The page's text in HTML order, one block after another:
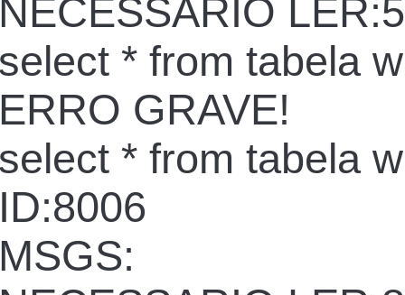
* from tabela
GRAVE!
* from tabela